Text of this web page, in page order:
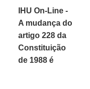
IHU On-Line -
A mudança do
artigo 228 da
Constituição
de 1988 é